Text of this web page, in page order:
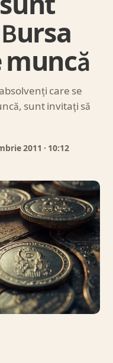
care se
sunt invitaţi să
2011 · 10:12